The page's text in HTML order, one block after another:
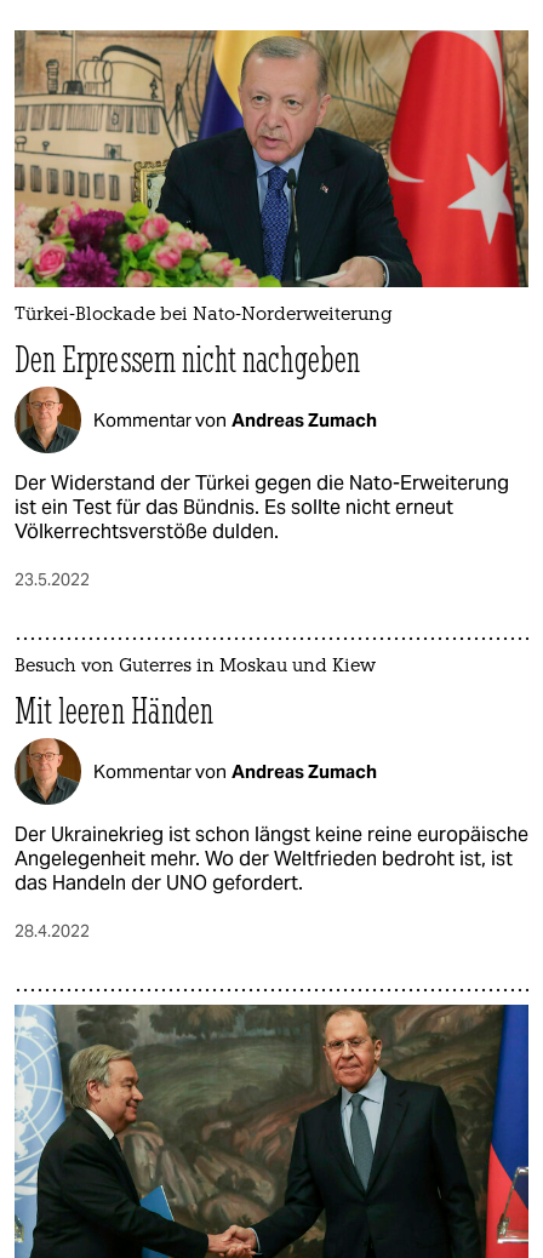
Türkei-Blockade bei Nato-Norderweiterung
Den Erpressern nicht nachgeben
Kommentar von Andreas Zumach
Der Widerstand der Türkei gegen die Nato-Erweiterung
ist ein Test für das Bündnis. Es sollte nicht erneut
Völkerrechtsverstöße dulden.
23.5.2022
Besuch von Guterres in Moskau und Kiew
Mit leeren Händen
Kommentar von Andreas Zumach
Der Ukrainekrieg ist schon längst keine reine europäische
Angelegenheit mehr. Wo der Weltfrieden bedroht ist, ist
das Handeln der UNO gefordert.
28.4.2022